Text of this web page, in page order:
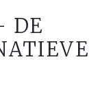
DE